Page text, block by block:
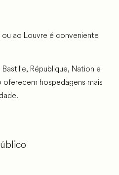
ou ao Louvre é conveniente
République, Nation e
hospedagens mais